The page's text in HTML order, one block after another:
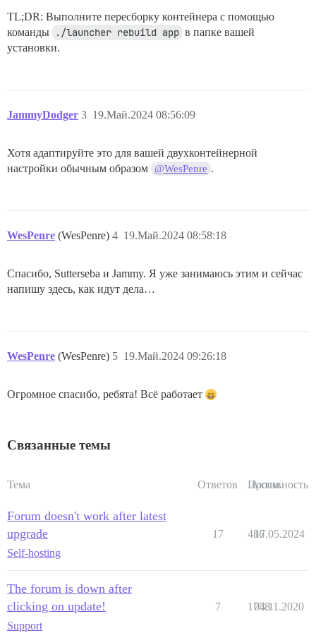
TL;DR: Выполните пересборку контейнера с помощью
команды
./launcher rebuild app в папке вашей
установки.
JammyDodger 19.Май.2024 08:56:09
3
Хотя адаптируйте это для вашей двухконтейнерной
настройки обычным образом @WesPenre .
WesPenre (WesPenre) 19.Май.2024 08:58:18
4
Спасибо, Sutterseba и Jammy. Я уже занимаюсь этим и сейчас
напишу здесь, как идут дела…
WesPenre (WesPenre) 19.Май.2024 09:26:18
5
Огромное спасибо, ребята! Всё работает
Связанные темы
Тема Ответов Просм.
Активность
Forum doesn't work after latest
upgrade
Self-hosting
17 486
17.05.2024
The forum is down after
clicking on update!
Support
7 1758
04.11.2020